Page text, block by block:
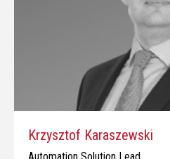
Krzysztof Karaszewski